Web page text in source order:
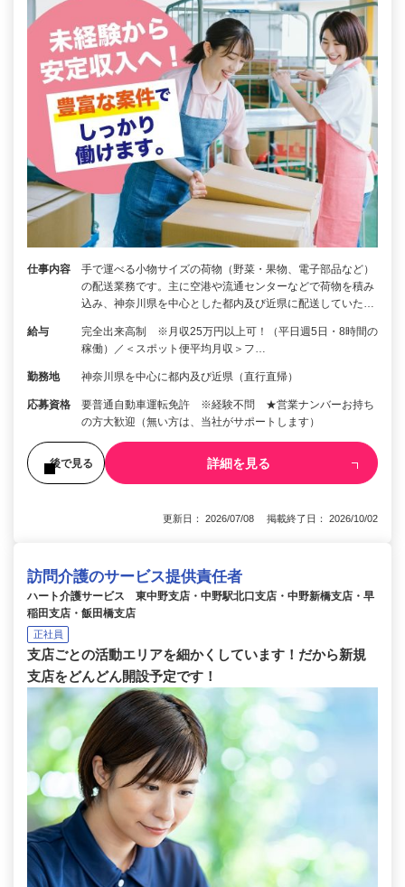
仕事内容
手で運べる小物サイズの荷物（野菜・果物、電子部品など）
の配送業務です。主に空港や流通センターなどで荷物を積み
込み、神奈川県を中心とした都内及び近県に配送していた…
給与
完全出来高制 ※月収25万円以上可！（平日週5日・8時間の
稼働）／＜スポット便平均月収＞フ…
勤務地 神奈川県を中心に都内及び近県（直行直帰）
応募資格
要普通自動車運転免許 ※経験不問 ★営業ナンバーお持ち
の方大歓迎（無い方は、当社がサポートします）
後で見る 詳細を見る
更新日： 2026/07/08 掲載終了日： 2026/10/02
訪問介護のサービス提供責任者
ハート介護サービス 東中野支店・中野駅北口支店・中野新橋支店・早
稲田支店・飯田橋支店
正社員
支店ごとの活動エリアを細かくしています！だから新規
支店をどんどん開設予定です！